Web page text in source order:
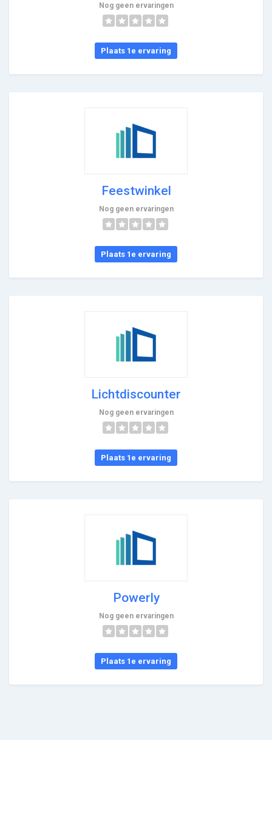
Nog geen ervaringen
Plaats 1e ervaring
Feestwinkel
Nog geen ervaringen
Plaats 1e ervaring
Lichtdiscounter
Nog geen ervaringen
Plaats 1e ervaring
Powerly
Nog geen ervaringen
Plaats 1e ervaring